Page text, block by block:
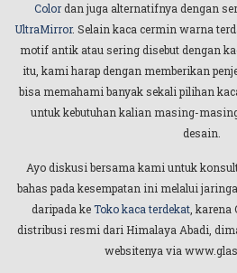
Colordan juga alternatifnya dengan
UltraMirror. Selain kaca cermin warna
motif antik atau sering disebut dengan
itu, kami harap dengan memberikan
bisa memahami banyak sekali pilihan
untuk kebutuhan kalian masing-
desain.
Ayo diskusi bersama kami untuk
bahas pada kesempatan ini melalui
daripada keToko kaca terdekat ,
distribusi resmi dari Himalaya Abadi,
websitenya via